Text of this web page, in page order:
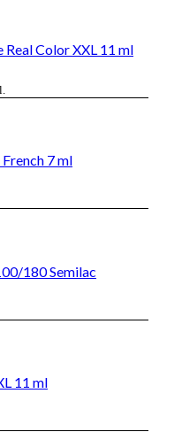
Color XXL 11 ml
7 ml
180 Semilac
11 ml